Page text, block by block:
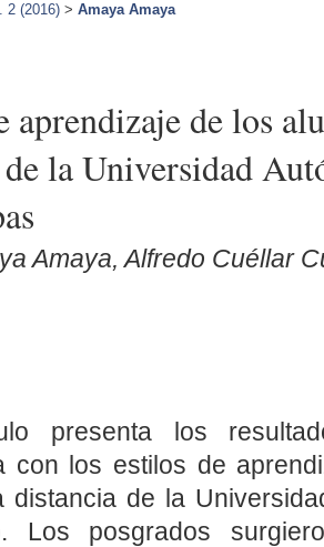
2 (2016) > Amaya Amaya
aprendizaje de los
la Universidad
Amaya, Alfredo Cuéllar
presenta los
con los estilos de
distancia de la
Los posgrados